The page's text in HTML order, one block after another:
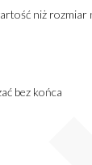
niż rozmiar
bez końca